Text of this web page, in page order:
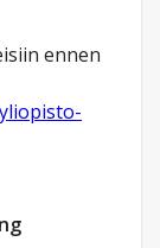
ennen